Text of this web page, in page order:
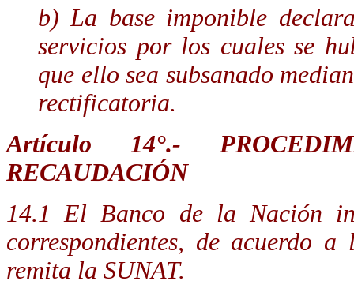
b) La base imponible
servicios por los cuales se
que ello sea subsanado
rectificatoria.
Artículo 14°.-
RECAUDACIÓN
14.1 El Banco de la Nación
correspondientes, de acuerdo
remita la SUNAT.